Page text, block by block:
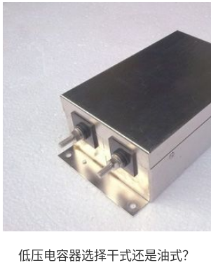
低压电容器选择干式还是油式？